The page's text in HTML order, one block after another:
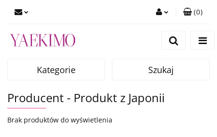
Dodaj zgłoszenie
(0)
Kategorie Szukaj
Producent - Produkt z Japonii
Brak produktów do wyświetlenia